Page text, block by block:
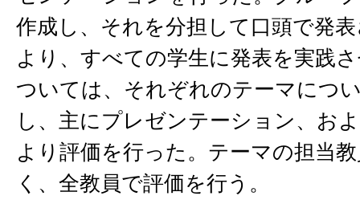
作成し、それを分担して口頭で発
より、すべての学生に発表を実践
ついては、それぞれのテーマにつ
し、主にプレゼンテーション、お
より評価を行った。テーマの担当
く、全教員で評価を行う。